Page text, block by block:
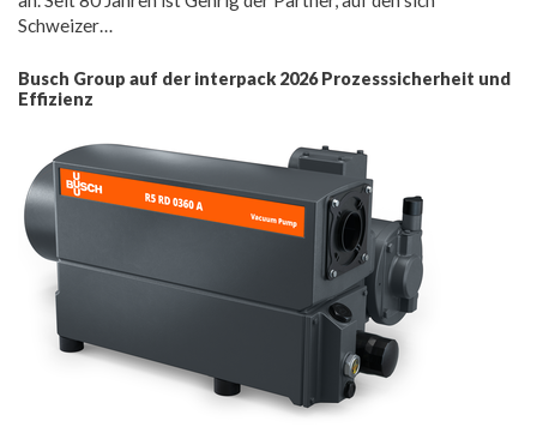
Schweizer…
Busch Group auf der interpack 2026 Prozesssicherheit und
Effizienz